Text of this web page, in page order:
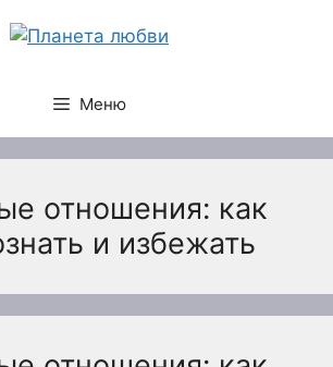
Меню
отношения: как
и избежать